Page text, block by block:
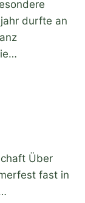
durfte an
Über
fast in